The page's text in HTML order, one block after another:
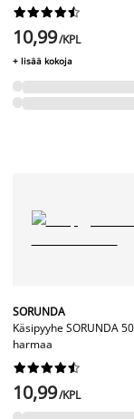






10,99/KPL
+ lisää kokoja
SORUNDA
Käsipyyhe SORUNDA
harmaa






10,99/KPL